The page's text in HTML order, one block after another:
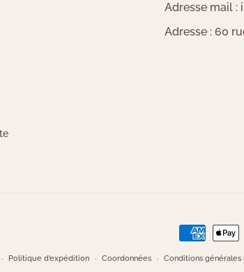
Adresse mail :
Adresse : 60
Moyens
Politique d’expédition Coordonnées Conditions générales